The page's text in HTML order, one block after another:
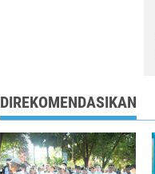
DIREKOMENDASIKAN